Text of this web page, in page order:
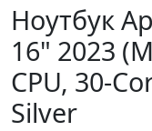
Ноутбук
16" 2023
CPU, 30-
Silver